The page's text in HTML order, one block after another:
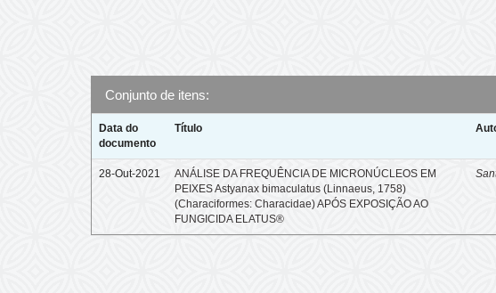
Conjunto de itens:
Data do
documento
Título
28-Out-2021
ANÁLISE DA FREQUÊNCIA DE MICRONÚCLEOS EM
PEIXES Astyanax bimaculatus (Linnaeus, 1758)
(Characiformes: Characidae) APÓS EXPOSIÇÃO AO
FUNGICIDA ELATUS®